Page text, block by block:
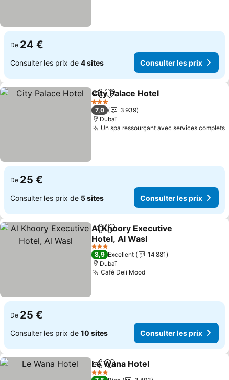
De 24 €
Consulter les prix de 4 sites Consulter les prix
PartagerAjouter à mes favoris
City Palace Hotel
3 Étoiles
7,0
3 939
Dubaï
Un spa ressourçant avec services complets
De 25 €
Consulter les prix de 5 sites Consulter les prix
PartagerAjouter à mes favoris
Al Khoory Executive
Hotel, Al Wasl
Consulter les prix
3 Étoiles
8,9 Excellent
14 881
Dubaï
Café Deli MoodConsulter les prix
De 25 €
Consulter les prix de 10 sites Consulter les prix
PartagerAjouter à mes favoris
Le Wana Hotel
3 Étoiles